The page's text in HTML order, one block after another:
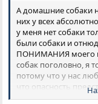
А домашние собаки
них у всех
у меня нет собаки
были собаки и
ПОНИМАНИЯ моего
собак поголовно, я
потому что у нас
что опасность
под нож?